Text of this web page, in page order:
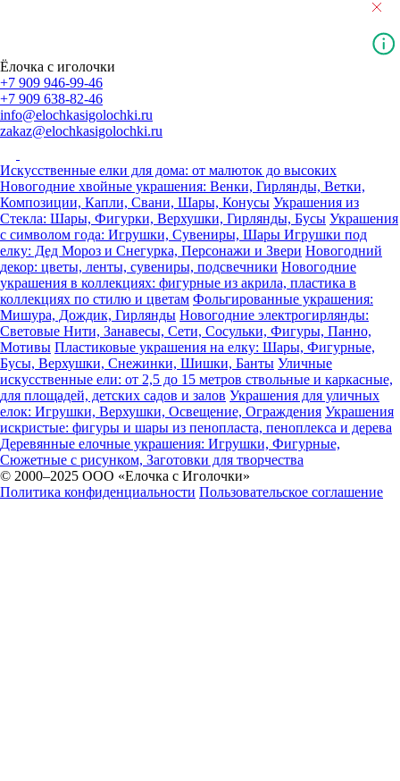
Ёлочка с иголочки
+7 909 946-99-46
+7 909 638-82-46
info@elochkasigolochki.ru
zakaz@elochkasigolochki.ru
Искусственные елки для дома: от малюток до высоких
Новогодние хвойные украшения: Венки, Гирлянды, Ветки,
Композиции, Капли, Свани, Шары, Конусы Украшения из
Стекла: Шары, Фигурки, Верхушки, Гирлянды, Бусы Украшения
с символом года: Игрушки, Сувениры, Шары Игрушки под
елку: Дед Мороз и Снегурка, Персонажи и Звери Новогодний
декор: цветы, ленты, сувениры, подсвечники Новогодние
украшения в коллекциях: фигурные из акрила, пластика в
коллекциях по стилю и цветам Фольгированные украшения:
Мишура, Дождик, Гирлянды Новогодние электрогирлянды:
Световые Нити, Занавесы, Сети, Сосульки, Фигуры, Панно,
Мотивы Пластиковые украшения на елку: Шары, Фигурные,
Бусы, Верхушки, Снежинки, Шишки, Банты Уличные
искусственные ели: от 2,5 до 15 метров ствольные и каркасные,
для площадей, детских садов и залов Украшения для уличных
елок: Игрушки, Верхушки, Освещение, Ограждения Украшения
искристые: фигуры и шары из пенопласта, пеноплекса и дерева
Деревянные елочные украшения: Игрушки, Фигурные,
Сюжетные с рисунком, Заготовки для творчества
© 2000–2025 ООО «Елочка с Иголочки»
Политика конфиденциальности Пользовательское соглашение